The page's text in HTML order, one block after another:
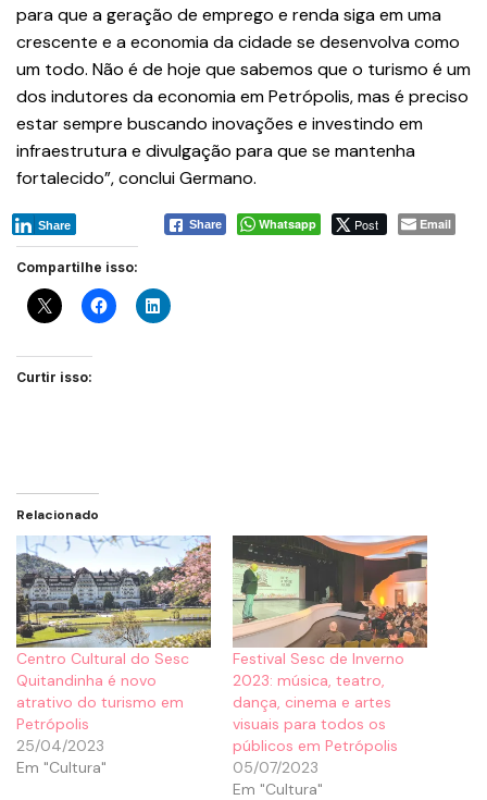
para que a geração de emprego e renda siga em uma
crescente e a economia da cidade se desenvolva como
um todo. Não é de hoje que sabemos que o turismo é um
dos indutores da economia em Petrópolis, mas é preciso
estar sempre buscando inovações e investindo em
infraestrutura e divulgação para que se mantenha
fortalecido”, conclui Germano.
Share Whatsapp Post Email
Share
Compartilhe isso:
Curtir isso:
Relacionado
Centro Cultural do Sesc
Quitandinha é novo
atrativo do turismo em
Petrópolis
25/04/2023
Em "Cultura"
Festival Sesc de Inverno
2023: música, teatro,
dança, cinema e artes
visuais para todos os
públicos em Petrópolis
05/07/2023
Em "Cultura"